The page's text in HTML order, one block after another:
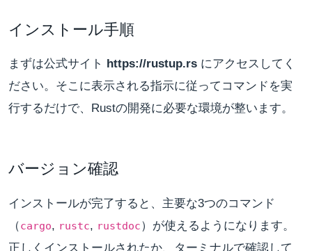
インストール手順
まずは公式サイト https://rustup.rs にアクセスしてく
ださい。そこに表示される指示に従ってコマンドを実
行するだけで、Rustの開発に必要な環境が整います。
バージョン確認
インストールが完了すると、主要な3つのコマンド
（cargo, rustc, rustdoc）が使えるようになります。
正しくインストールされたか、ターミナルで確認して